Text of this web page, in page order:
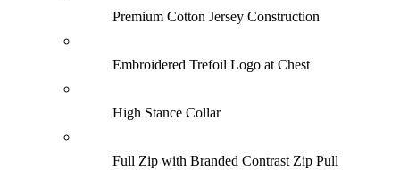
Premium Cotton Jersey Construction
Embroidered Trefoil Logo at Chest
High Stance Collar
Full Zip with Branded Contrast Zip Pull